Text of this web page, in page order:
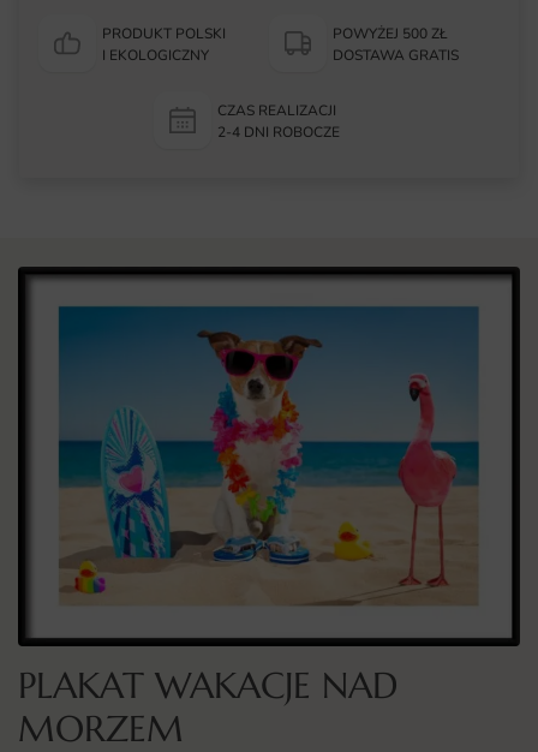
PRODUKT POLSKI
I EKOLOGICZNY
POWYŻEJ 500 ZŁ
DOSTAWA GRATIS
CZAS REALIZACJI
2-4 DNI ROBOCZE
PLAKAT WAKACJE NAD
MORZEM